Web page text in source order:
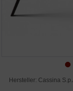
Hersteller: Cassina